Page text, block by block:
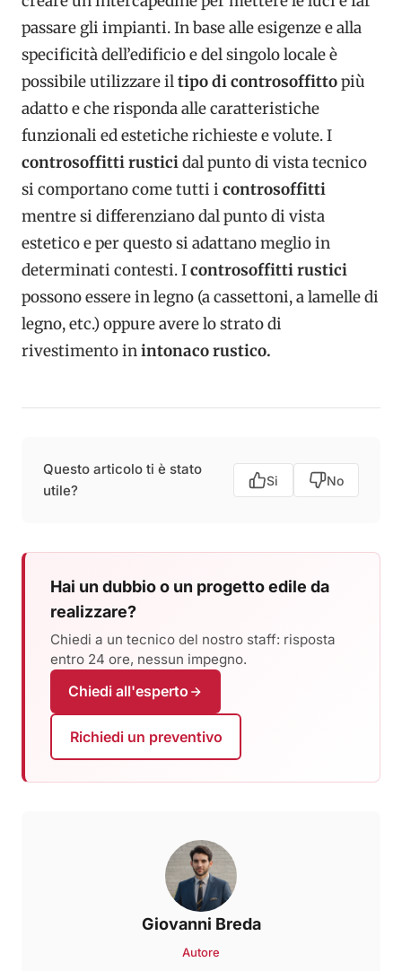
passare gli impianti. In base alle esigenze e alla
specificità dell’edificio e del singolo locale è
possibile utilizzare iltipo di controsoffittopiù
adatto e che risponda alle caratteristiche
funzionali ed estetiche richieste e volute. I
controsoffitti rusticidal punto di vista tecnico
si comportano come tutti i controsoffitti
mentre si differenziano dal punto di vista
estetico e per questo si adattano meglio in
determinati contesti. Icontrosoffitti rustici
possono essere in legno (a cassettoni, a lamelle di
legno, etc.) oppure avere lo strato di
rivestimento inintonaco rustico.
Questo articolo ti è stato
utile?
Si No
Hai un dubbio o un progetto edile da
realizzare?
Chiedi a un tecnico del nostro staff: risposta
entro 24 ore, nessun impegno.
Chiedi all'esperto
Richiedi un preventivo
Giovanni Breda
Autore